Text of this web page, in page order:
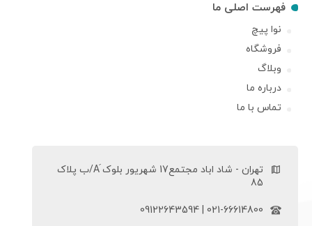
فهرست اصلی ما
نوا پیچ
فروشگاه
وبلاگ
درباره ما
تماس با ما
تهران - شاد اباد مجتمع17 شهریور بلوک َA/ب پلاک
85
021-66614800 | 09122643594